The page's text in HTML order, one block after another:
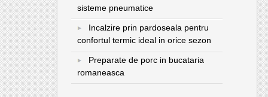
sisteme pneumatice
Incalzire prin pardoseala pentru
confortul termic ideal in orice sezon
Preparate de porc in bucataria
romaneasca